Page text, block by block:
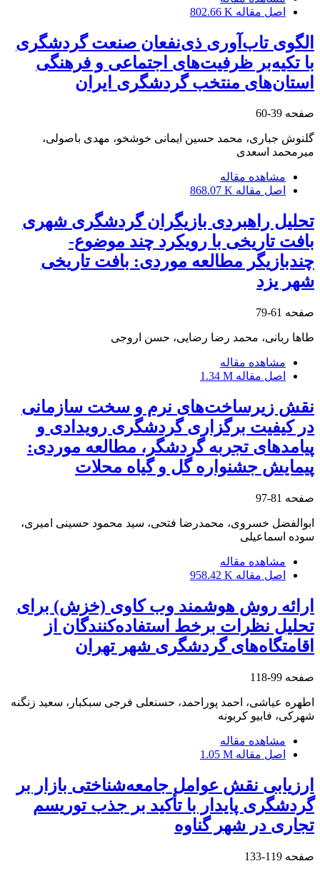
اصل مقاله 802.66 K
الگوی تاب‌آوری ذی‌نفعان صنعت گردشگری
با تکیه‌بر ظرفیت‌های اجتماعی و فرهنگی
استان‌های منتخب گردشگری ایران
صفحه 39-60
گلنوش جباری، محمد حسین ایمانی خوشخو، مهدی باصولی،
میرمحمد اسعدی
مشاهده مقاله
اصل مقاله 868.07 K
تحلیل راهبردی بازیگران گردشگری شهری
بافت تاریخی با رویکرد چند موضوع-
چندبازیگر مطالعه موردی: بافت تاریخی
شهر یزد
صفحه 61-79
طاها ربانی، محمد رضا رضایی، حسن اروجی
مشاهده مقاله
اصل مقاله 1.34 M
نقش زیرساخت‌های نرم و سخت سازمانی
در کیفیت برگزاری گردشگری رویدادی و
پیامدهای تجربه گردشگر، مطالعه موردی:
پیمایش جشنواره گل و گیاه محلات
صفحه 81-97
ابوالفضل خسروی، محمدرضا فتحی، سید محمود حسینی امیری،
سوده اسماعیلی
مشاهده مقاله
اصل مقاله 958.42 K
ارائه روش هوشمند وب کاوی (خزش) برای
تحلیل نظرات برخط استفاده‌کنندگان از
اقامتگاه‌های گردشگری شهر تهران
صفحه 99-118
اطهره عیاشی، احمد پوراحمد، حسنعلی فرجی سبکبار، سعید زنگنه
شهرکی، فابیو کربونه
مشاهده مقاله
اصل مقاله 1.05 M
ارزیابی نقش عوامل جامعه‌شناختی بازار بر
گردشگری پایدار با تأکید بر جذب توریسم
تجاری در شهر گناوه
صفحه 119-133